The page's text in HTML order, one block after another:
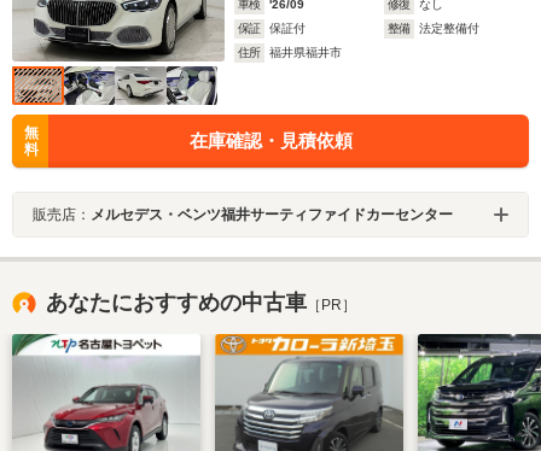
車検
'26/09 修復
なし
保証
保証付 整備
法定整備付
住所
福井県福井市
無
料
在庫確認・見積依頼
販売店： メルセデス・ベンツ福井サーティファイドカーセンター
あなたにおすすめの中古車 ［PR］